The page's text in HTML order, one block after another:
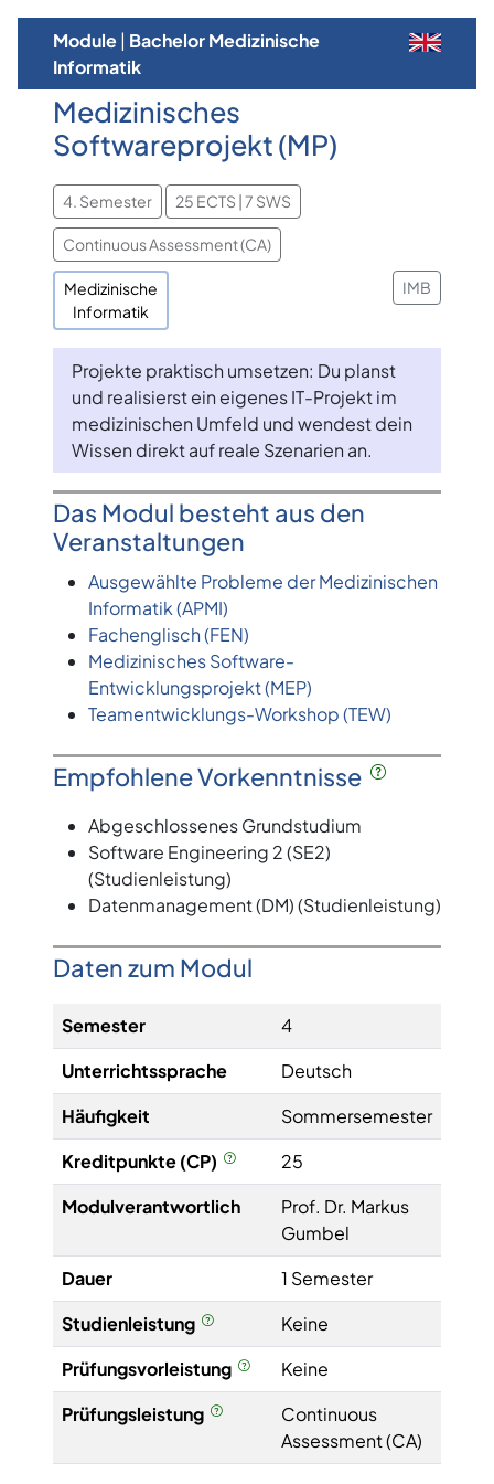
Module| Bachelor Medizinische
Informatik
Medizinisches
Softwareprojekt (MP)
4. Semester 25 ECTS | 7 SWS
Continuous Assessment (CA)
Medizinische
Informatik
IMB
Projekte praktisch umsetzen: Du planst
und realisierst ein eigenes IT-Projekt im
medizinischen Umfeld und wendest dein
Wissen direkt auf reale Szenarien an.
Das Modul besteht aus den
Veranstaltungen
Ausgewählte Probleme der Medizinischen
Informatik (APMI)
Fachenglisch (FEN)
Medizinisches Software-
Entwicklungsprojekt (MEP)
Teamentwicklungs-Workshop (TEW)
Empfohlene Vorkenntnisse
Abgeschlossenes Grundstudium
Software Engineering 2 (SE2)
(Studienleistung)
Datenmanagement (DM) (Studienleistung)
Daten zum Modul
Semester
4
Unterrichtssprache
Deutsch
Häufigkeit
Sommersemester
Kreditpunkte (CP)
25
Modulverantwortlich
Prof. Dr. Markus
Gumbel
Dauer
1 Semester
Studienleistung
Keine
Prüfungsvorleistung
Keine
Prüfungsleistung
Continuous
Assessment (CA)